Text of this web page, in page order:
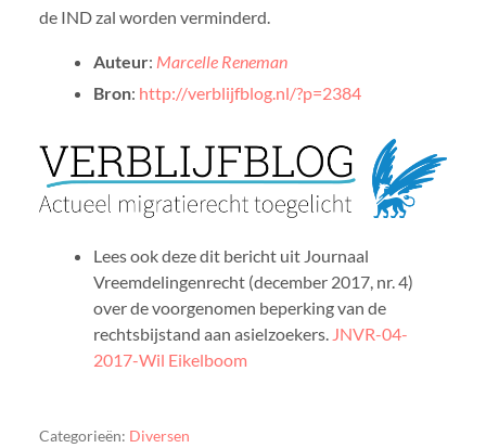
de IND zal worden verminderd.
Auteur: Marcelle Reneman
Bron: http://verblijfblog.nl/?p=2384
Lees ook deze dit bericht uit Journaal
Vreemdelingenrecht (december 2017, nr. 4)
over de voorgenomen beperking van de
rechtsbijstand aan asielzoekers. JNVR-04-
2017-Wil Eikelboom
Categorieën: Diversen